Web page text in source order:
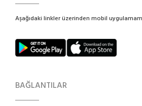
Aşağıdaki linkler üzerinden mobil
BAĞLANTILAR